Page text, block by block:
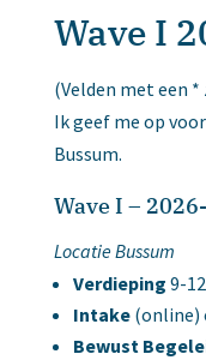
Wave I
(Velden met een
Ik geef me op
Bussum.
Wave I –
Locatie Bussum
Verdieping 9-
Intake (online)
Bewust